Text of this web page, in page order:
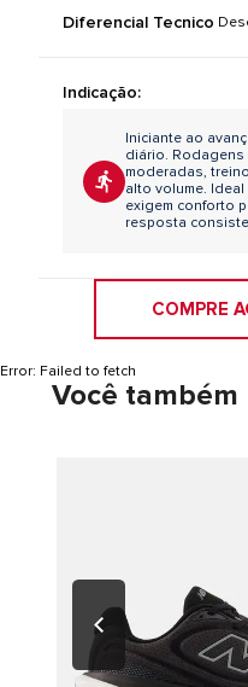
Diferencial Tecnico
Indicação:
Iniciante ao
diário. Rodagens
moderadas,
alto volume.
exigem conforto
resposta
COMPRE
Error: Failed to fetch
Você